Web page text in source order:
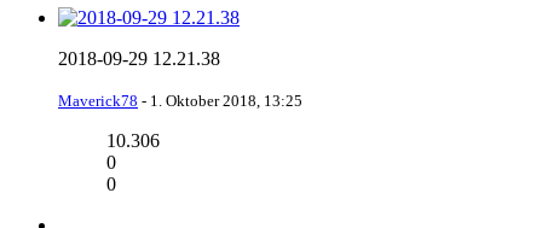
2018-09-29 12.21.38
Maverick78 - 1. Oktober 2018, 13:25
10.306
0
0